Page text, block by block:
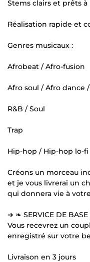
Stems clairs et prêts
Réalisation rapide et
Genres musicaux :
Afrobeat / Afro-fusion
Afro soul / Afro dance
R&B / Soul
Trap
Hip-hop / Hip-hop lo-fi
Créons un morceau
et je vous livrerai un
qui donnera vie à
➔ ❧ SERVICE DE
Vous recevrez un
enregistré sur votre
Livraison en 3 jours